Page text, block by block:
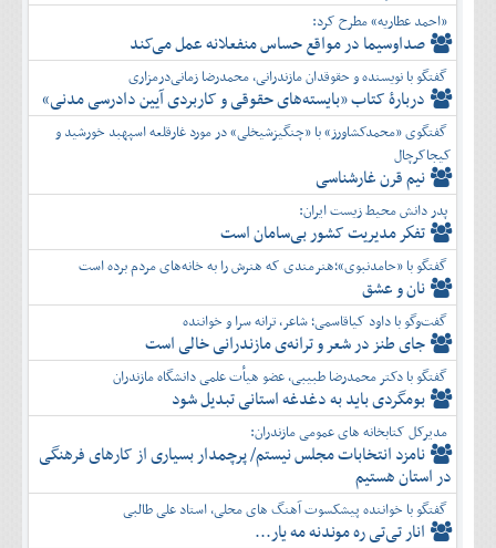
«احمد عطاریه» مطرح کرد:
صداوسیما در مواقع حساس منفعلانه عمل می‌کند
گفتگو با نویسنده و حقوقدان مازندرانی، محمدرضا زمانی‌درمزاری
دربارۀ کتاب ”بایسته‌های حقوقی و کاربردی آیین دادرسی مدنی»
گفتگوی «محمدکشاورز» با «چنگیزشیخلی» در مورد غارقلعه اسپهبد خورشید و
کیجاکرچال
نیم قرن غارشناسی
پدر دانش محیط زیست ایران:
تفكر مديريت کشور بی‌سامان است
گفتگو با «حامدنبوی»؛هنرمندی که هنرش را به خانه‌های مردم برده است
نان و عشق
گفت‌وگو با داود کیاقاسمی؛ شاعر، ترانه سرا و خواننده
جای طنز در شعر و ترانه‌ی مازندرانی خالی است
گفتگو با دکتر محمدرضا طبیبی، عضو هیأت علمی دانشگاه مازندران
بومگردی باید به دغدغه استانی تبدیل شود
مدیرکل کتابخانه های عمومی مازندران:
نامزد انتخابات مجلس نیستم/ پرچمدار بسیاری از کارهای فرهنگی
در استان هستیم
گفتگو با خواننده پیشکسوت آهنگ های محلی، استاد علی طالبی
انار تی‌تی ره موندنه مه یار...